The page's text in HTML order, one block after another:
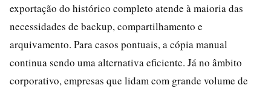
exportação do histórico completo atende à maioria das
necessidades de backup, compartilhamento e
arquivamento. Para casos pontuais, a cópia manual
continua sendo uma alternativa eficiente. Já no âmbito
corporativo, empresas que lidam com grande volume de